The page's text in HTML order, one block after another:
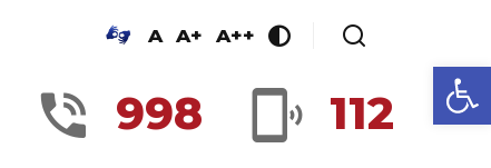
A A+ A++
998 112